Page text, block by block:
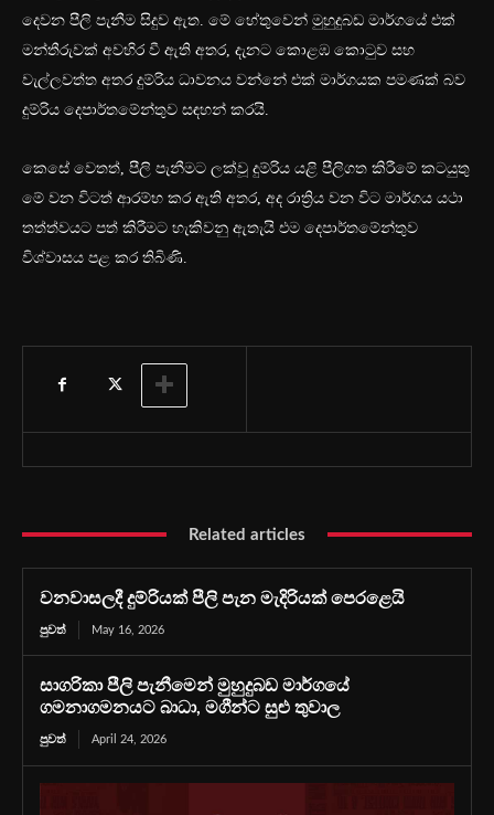
දෙවන පීලි පැනීම සිදුව ඇත. මේ හේතුවෙන් මුහුදුබඩ මාර්ගයේ එක්
මන්තීරුවක් අවහිර වී ඇති අතර, දැනට කොළඹ කොටුව සහ
වැල්ලවත්ත අතර දුම්රිය ධාවනය වන්නේ එක් මාර්ගයක පමණක් බව
දුම්රිය දෙපාර්තමේන්තුව සඳහන් කරයි.
කෙසේ වෙතත්, පීලි පැනීමට ලක්වූ දුම්රිය යළි පීලිගත කිරීමේ කටයුතු
මේ වන විටත් ආරම්භ කර ඇති අතර, අද රාත්‍රිය වන විට මාර්ගය යථා
තත්ත්වයට පත් කිරීමට හැකිවනු ඇතැයි එම දෙපාර්තමේන්තුව
විශ්වාසය පළ කර තිබිණි.
Related articles
වනවාසලදී දුම්රියක් පීලි පැන මැදිරියක් පෙරළෙයි
පුවත් May 16, 2026
සාගරිකා පීලි පැනීමෙන් මුහුදුබඩ මාර්ගයේ
ගමනාගමනයට බාධා, මගීන්ට සුළු තුවාල
පුවත් April 24, 2026